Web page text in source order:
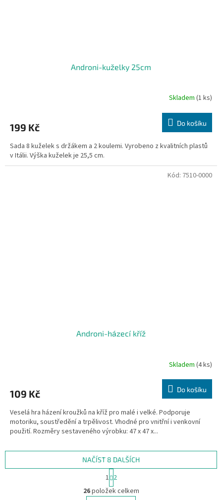
Androni-kuželky 25cm
Skladem (1 ks)
199 Kč Do košíku
Sada 8 kuželek s držákem a 2 koulemi. Vyrobeno z kvalitních plastů
v Itálii. Výška kuželek je 25,5 cm.
Androni-házecí kříž
Skladem (4 ks)
109 Kč Do košíku
Veselá hra házení kroužků na kříž pro malé i velké. Podporuje
motoriku, soustředění a trpělivost. Vhodné pro vnitřní i venkovní
použití. Rozměry sestaveného výrobku: 47 x 47 x...
Kód: 7510-0000
O
v
NAČÍST 8 DALŠÍCH
t
r
á
1 2
26položek celkem